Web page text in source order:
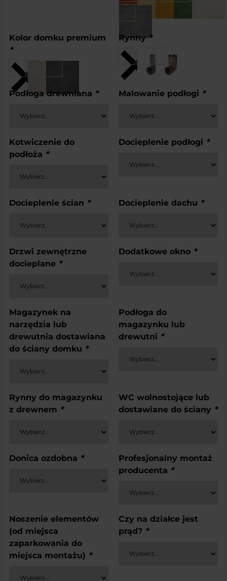
Kolor domku premium
*
Rynny*
Podłoga drewniana * Malowanie podłogi *
Kotwiczenie do
podłoża *
Docieplenie podłogi *
Docieplenie ścian * Docieplenie dachu *
Drzwi zewnętrzne
docieplane *
Dodatkowe okno *
Magazynek na
narzędzia lub
drewutnia dostawiana
do ściany domku *
Podłoga do
magazynku lub
drewutni *
Rynny do magazynku
z drewnem *
WC wolnostojące lub
dostawiane do ściany *
Donica ozdobna *
Profesjonalny montaż
producenta *
Noszenie elementów
(od miejsca
zaparkowania do
miejsca montażu) *
Czy na działce jest
prąd? *